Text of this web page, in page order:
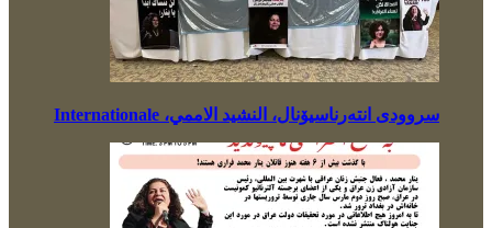
سروودی انتەرناسیۆنال، النشيد الاممي، Internationale